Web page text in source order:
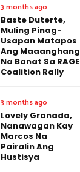
3 months ago
Baste Duterte,
Muling Pinag-
Usapan Matapos
Ang Maaanghang
Na Banat Sa RAGE
Coalition Rally
3 months ago
Lovely Granada,
Nanawagan Kay
Marcos Na
Pairalin Ang
Hustisya